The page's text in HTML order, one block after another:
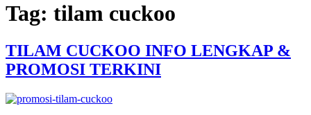
Tag: tilam cuckoo
TILAM CUCKOO INFO LENGKAP &
PROMOSI TERKINI